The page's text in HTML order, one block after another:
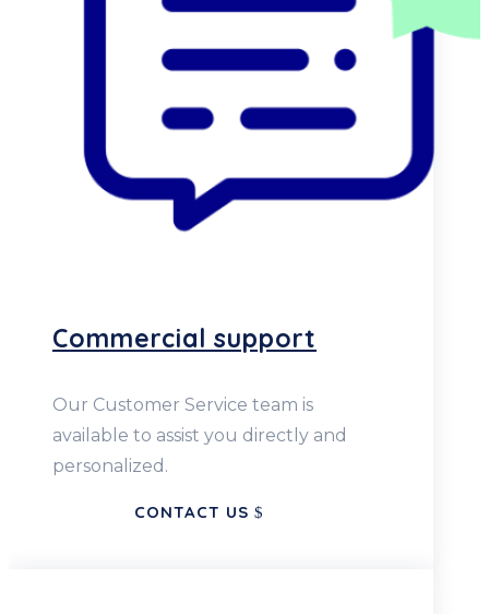
Commercial support
Our Customer Service team is
available to assist you directly and
personalized.
CONTACT US